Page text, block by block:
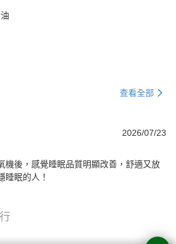
查看全部
2026/07/23
機後，感覺睡眠品質明顯改善，舒適又放
睡眠的人！